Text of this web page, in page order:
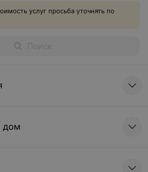
услуг просьба уточнять по
дом